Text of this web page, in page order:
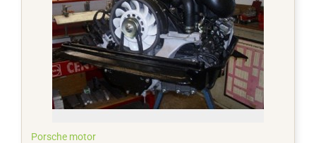
Porsche motor